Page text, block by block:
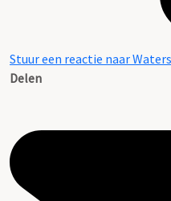
Stuur een reactie naar
Delen